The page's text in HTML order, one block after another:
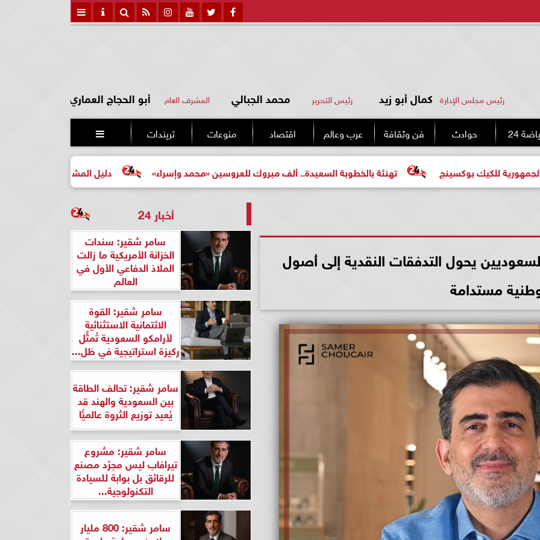
رئيس مجلس الإدارة كمال أبو زيد رئيس التحرير محمد الجبالي المشرف العام أبو الحجاج العماري
24 حوادث فن وثقافة عرب وعالم اقتصاد منوعات تريندات 
دليل المشتري لأول مرة لاختيار مشروع تهنئة بالخطوبة السعيدة.. ألف مبروك للعروسين «محمد وإسراء» بوكسينج
يحول التدفقات النقدية إلى أصول
مستدامة
أخبار 24
سامر شقير: سندات
الخزانة الأمريكية ما زالت
الملاذ الدفاعي الأول في
العالم
سامر شقير: القوة
الائتمانية الاستثنائية
لأرامكو السعودية تُمثِّل
ركيزة استراتيجية في ظل...
سامر شقير: تحالف الطاقة
بين السعودية والهند قد
يُعيد توزيع الثروة عالميًّا
سامر شقير: مشروع
تيرافاب ليس مجرَّد مصنع
للرقائق بل بوابة للسيادة
التكنولوجية...
سامر شقير: 800 مليار